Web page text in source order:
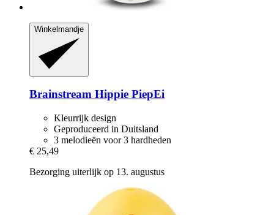
Winkelmandje
Brainstream Hippie PiepEi
Kleurrijk design
Geproduceerd in Duitsland
3 melodieën voor 3 hardheden
€ 25,49
Bezorging uiterlijk op 13. augustus